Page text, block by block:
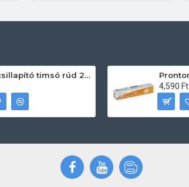
Vérzéscsillapító timsó rúd 20db
4,590 Ft